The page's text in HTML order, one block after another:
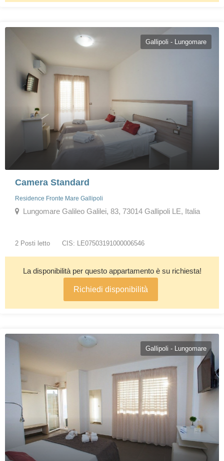
Gallipoli - Lungomare
Camera Standard
Residence Fronte Mare Gallipoli
Lungomare Galileo Galilei, 83, 73014 Gallipoli LE, Italia
2 Posti letto CIS: LE07503191000006546
La disponibilità per questo appartamento è su richiesta!
Richiedi disponibilità
Gallipoli - Lungomare